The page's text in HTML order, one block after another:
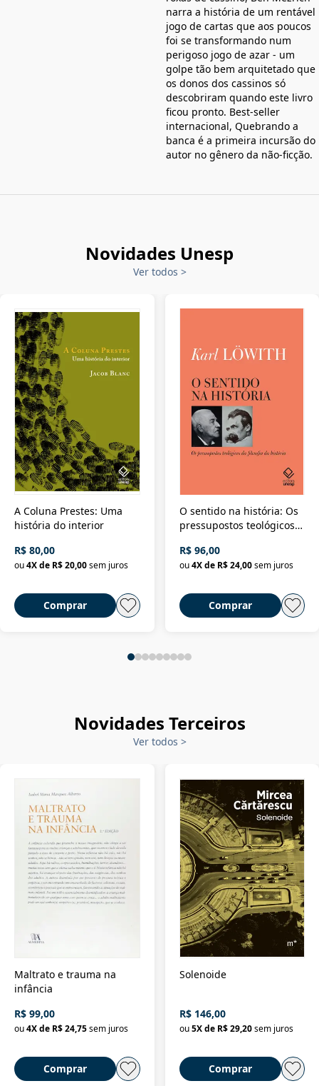
narra a história de um rentável
jogo de cartas que aos poucos
foi se transformando num
perigoso jogo de azar - um
golpe tão bem arquitetado que
os donos dos cassinos só
descobriram quando este livro
ficou pronto. Best-seller
internacional, Quebrando a
banca é a primeira incursão do
autor no gênero da não-ficção.
Novidades Unesp
Ver todos >
A Coluna Prestes: Uma
história do interior
R$ 80,00
ou4X de R$ 20,00sem juros
Comprar
O sentido na história: Os
pressupostos teológicos
R$ 96,00
ou 4X de R$ 24,00 sem juros
Comprar
Novidades Terceiros
Ver todos >
Maltrato e trauma na
infância
R$ 99,00
ou4X de R$ 24,75sem juros
Comprar
Solenoide
R$ 146,00
ou 5X de R$ 29,20 sem juros
Comprar